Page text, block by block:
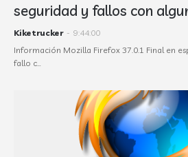
seguridad y fallos con
Kiketrucker - 9:44:00
Información Mozilla Firefox 37.0.1 Final en
fallo c…